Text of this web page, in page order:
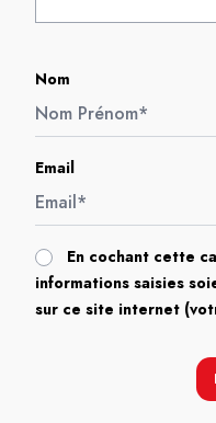
Nom
Email
En cochant cette
informations saisies
sur ce site internet